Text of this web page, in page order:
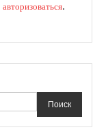
авторизоваться.
Поиск